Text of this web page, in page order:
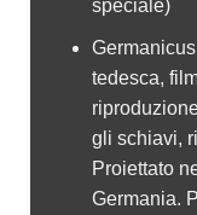
speciale)
tedesca,
gli schiavi,
Proiettato
Germania.